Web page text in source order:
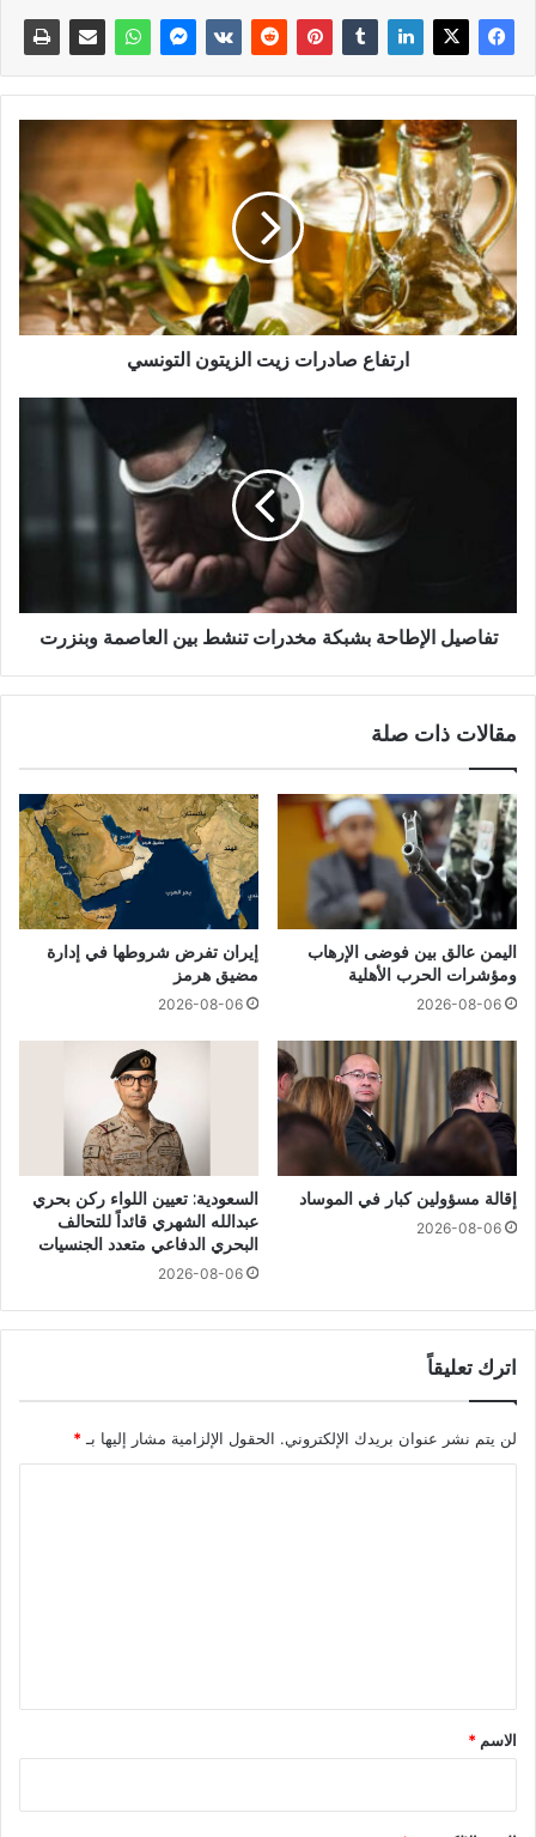
ارتفاع صادرات زيت الزيتون التونسي
تفاصيل الإطاحة بشبكة مخدرات تنشط بين العاصمة وبنزرت
مقالات ذات صلة
اليمن عالق بين فوضى الإرهاب
ومؤشرات الحرب الأهلية
2026-08-06
إيران تفرض شروطها في إدارة
مضيق هرمز
2026-08-06
إقالة مسؤولين كبار في الموساد
2026-08-06
السعودية: تعيين اللواء ركن بحري
عبدالله الشهري قائداً للتحالف
البحري الدفاعي متعدد الجنسيات
2026-08-06
اترك تعليقاً
لن يتم نشر عنوان بريدك الإلكتروني. الحقول الإلزامية مشار إليها بـ *
*
الاسم *